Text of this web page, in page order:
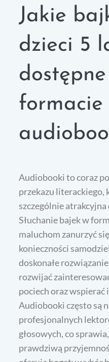
Jakie
dzieci 5
formacie
Audiobooki to coraz
przekazu literackiego,
szczególnie
Słuchanie bajek w
maluchom zanurzyć
konieczności
doskonałe
rozwijać
pociech oraz wspierać
Audiobooki często są
profesjonalnych
głosowych, co
prawdziwą